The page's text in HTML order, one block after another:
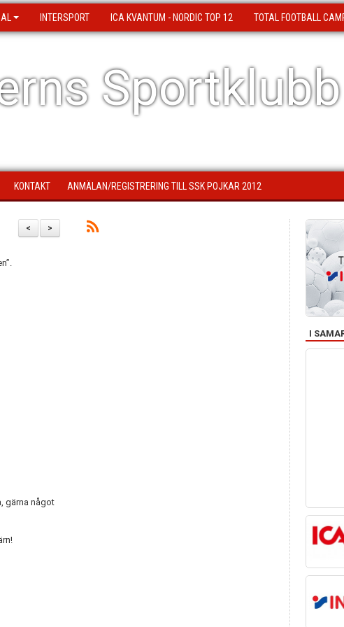
INTERSPORT ICA KVANTUM - NORDIC TOP 12 TOTAL FOOTBALL
Sportklubb
KONTAKT ANMÄLAN/REGISTRERING TILL SSK POJKAR 2012
>
<
gärna något
I